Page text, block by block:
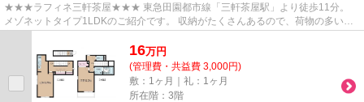
★★★ラフィネ三軒茶屋★★★ 東急田園都市線「三軒茶屋駅」より徒歩11分。
メゾネットタイプ1LDKのご紹介です。 収納がたくさんあるので、荷物の多い
16万円
(管理費・共益費 3,000円)
敷：1ヶ月｜礼：1ヶ月
所在階：3階